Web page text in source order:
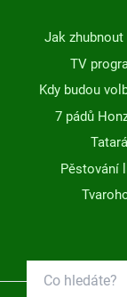
Jak zhubnout
TV
Kdy budou
7 pádů
Pěstování